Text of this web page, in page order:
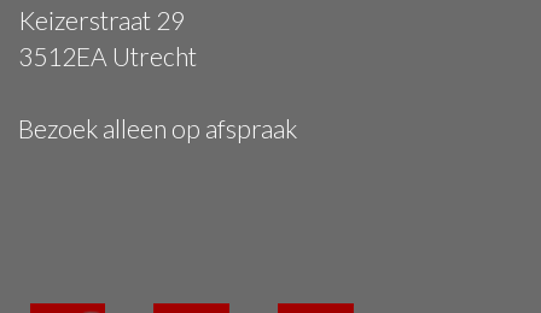
Keizerstraat 29
3512EA Utrecht
Bezoek alleen op afspraak